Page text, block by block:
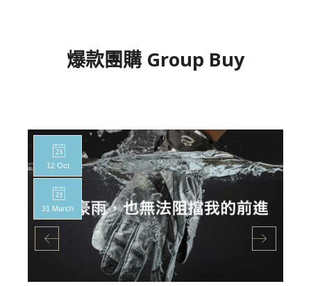
爆款團購 Group Buy
12 Oct
31 March